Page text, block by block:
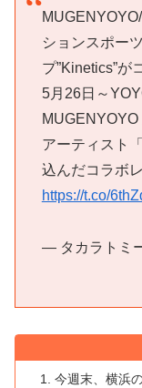
ションスポー
プ”Kinetics”が
5月26日～
MUGENYOYO
アーティスト
込んだコラボ
https://t.co/
— タカラトミ
今週末、横浜